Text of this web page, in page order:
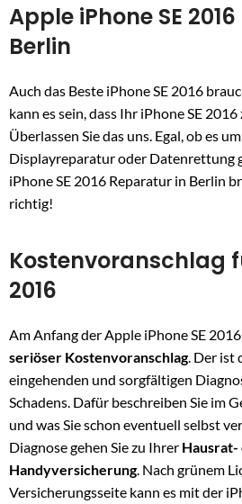
Apple iPhone SE
Berlin
Auch das Beste iPhone SE 2016
kann es sein, dass Ihr iPhone SE
Überlassen Sie das uns. Egal, ob es
Displayreparatur oder Datenrettung
iPhone SE 2016 Reparatur in Berlin
richtig!
Kostenvoranschlag
2016
Am Anfang der Apple iPhone SE
seriöser Kostenvoranschlag. Der ist
eingehenden und sorgfältigen
Schadens. Dafür beschreiben Sie im
und was Sie schon eventuell selbst
Diagnose gehen Sie zu Ihrer Hausrat-
Handyversicherung. Nach grünem
Versicherungsseite kann es mit der